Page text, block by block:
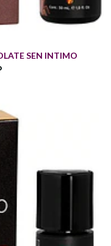
SEN INTIMO